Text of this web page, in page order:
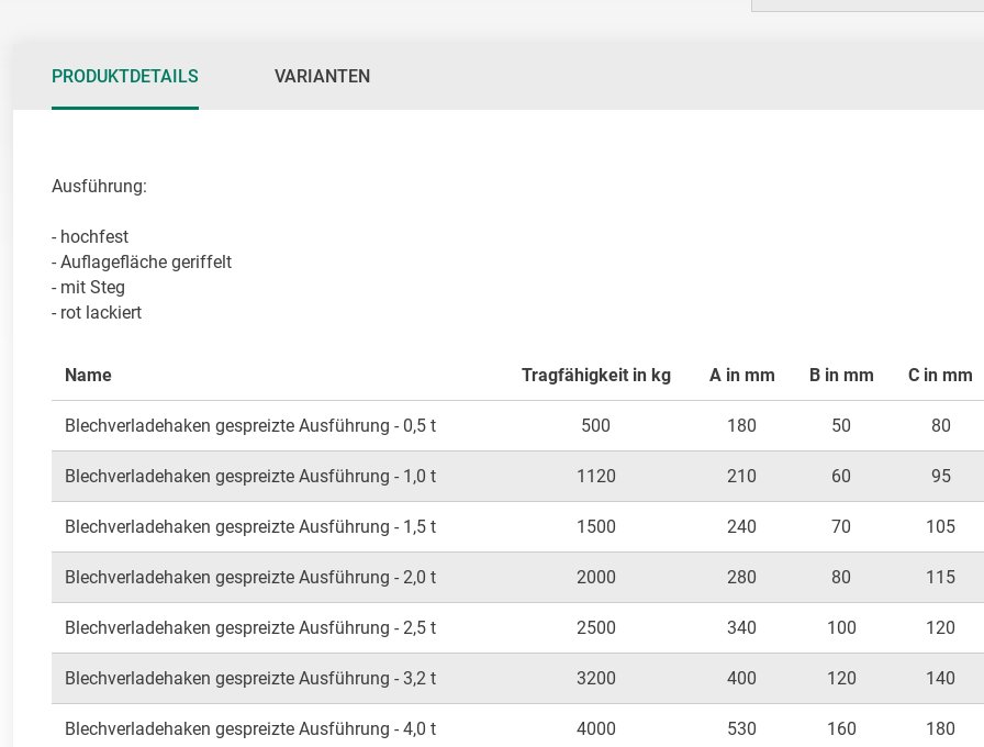
PRODUKTDETAILS
Ausführung:
- hochfest
- Auflagefläche geriffelt
- mit Steg
- rot lackiert
Name Tragfähigkeit in kg A in mm B in mm C in mm
Blechverladehaken gespreizte Ausführung - 0,5 t 500 180 50 80
Blechverladehaken gespreizte Ausführung - 1,0 t 1120 210 60 95
Blechverladehaken gespreizte Ausführung - 1,5 t 1500 240 70 105
Blechverladehaken gespreizte Ausführung - 2,0 t 2000 280 80 115
Blechverladehaken gespreizte Ausführung - 2,5 t 2500 340 100 120
Blechverladehaken gespreizte Ausführung - 3,2 t 3200 400 120 140
Blechverladehaken gespreizte Ausführung - 4,0 t 4000 530 160 180
VARIANTEN